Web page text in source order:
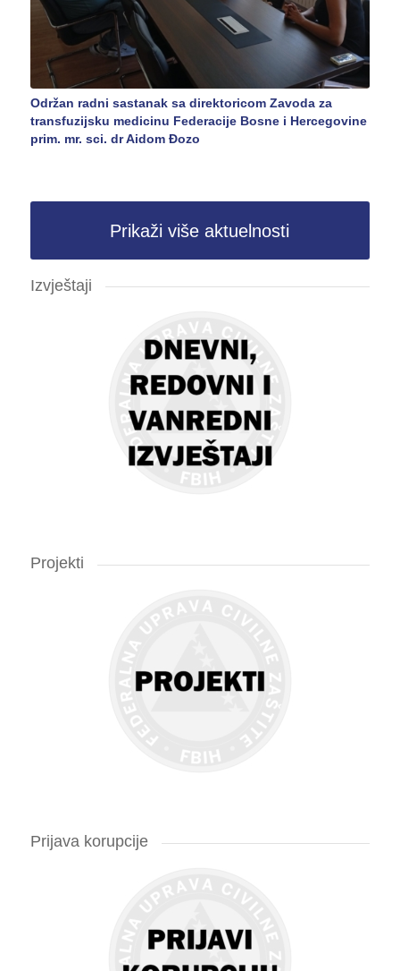
Održan radni sastanak sa direktoricom Zavoda za
transfuzijsku medicinu Federacije Bosne i Hercegovine
prim. mr. sci. dr Aidom Đozo
Prikaži više aktuelnosti
Izvještaji
Projekti
Prijava korupcije